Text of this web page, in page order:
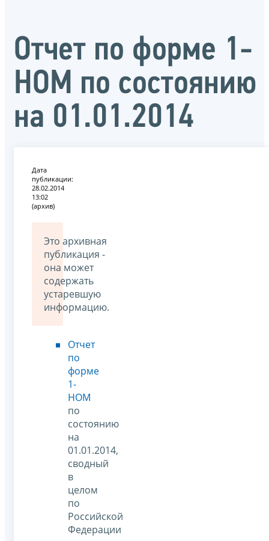
Отчет по форме 1-
НОМ по состоянию
на 01.01.2014
Дата
публикации:
28.02.2014
13:02
(архив)
Это архивная
публикация -
она может
содержать
устаревшую
информацию.
Отчет
по
форме
1-
НОМ
по
состоянию
на
01.01.2014,
сводный
в
целом
по
Российской
Федерации